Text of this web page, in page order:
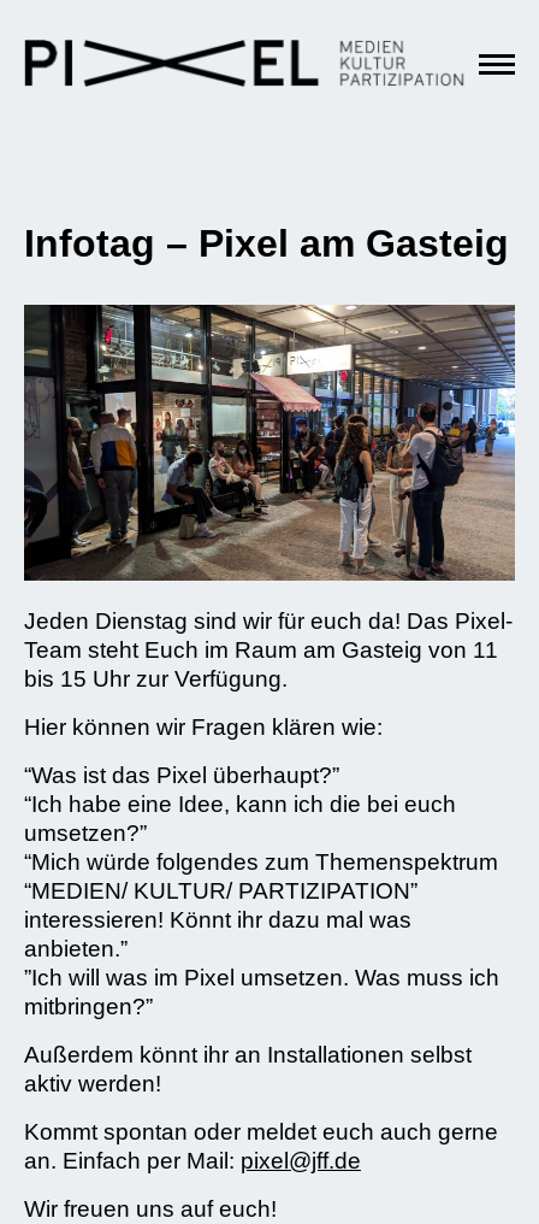
Infotag – Pixel am Gasteig
Jeden Dienstag sind wir für euch da! Das Pixel-
Team steht Euch im Raum am Gasteig von 11
bis 15 Uhr zur Verfügung.
Hier können wir Fragen klären wie:
“Was ist das Pixel überhaupt?”
“Ich habe eine Idee, kann ich die bei euch
umsetzen?”
“Mich würde folgendes zum Themenspektrum
“MEDIEN/ KULTUR/ PARTIZIPATION”
interessieren! Könnt ihr dazu mal was
anbieten.”
”Ich will was im Pixel umsetzen. Was muss ich
mitbringen?”
Außerdem könnt ihr an Installationen selbst
aktiv werden!
Kommt spontan oder meldet euch auch gerne
an. Einfach per Mail: pixel@jff.de
Wir freuen uns auf euch!